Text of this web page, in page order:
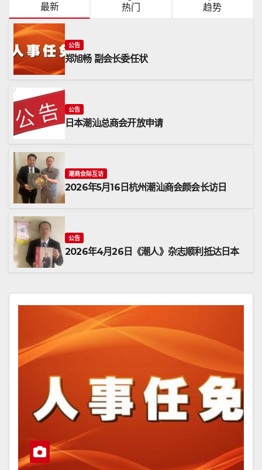
最新 热门 趋势
公告
郑旭畅 副会长委任状
公告
日本潮汕总商会开放申请
潮商会际互访
2026年5月16日杭州潮汕商会颜会长访日
公告
2026年4月26日《潮人》杂志顺利抵达日本